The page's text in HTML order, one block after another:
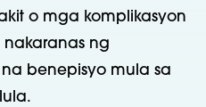
o mga komplikasyon
nakaranas ng
benepisyo mula sa